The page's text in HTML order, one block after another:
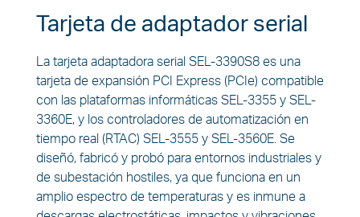
Tarjeta de adaptador serial
La tarjeta adaptadora serial SEL-3390S8 es una
tarjeta de expansión PCI Express (PCIe) compatible
con las plataformas informáticas SEL-3355 y SEL-
3360E, y los controladores de automatización en
tiempo real (RTAC) SEL-3555 y SEL-3560E. Se
diseñó, fabricó y probó para entornos industriales y
de subestación hostiles, ya que funciona en un
amplio espectro de temperaturas y es inmune a